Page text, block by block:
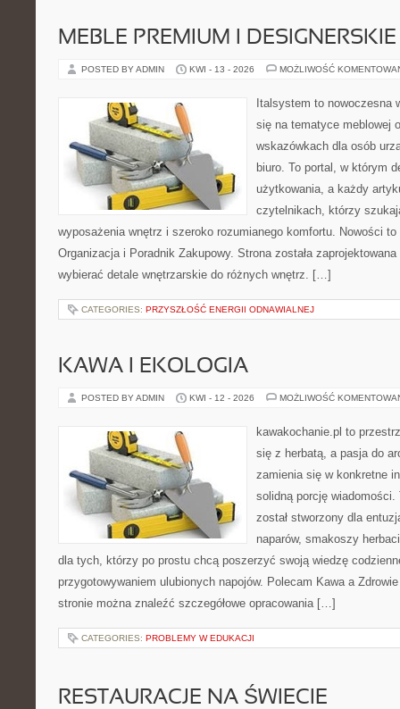
MEBLE PREMIUM I DESIGNERSKIE
POSTED BY ADMIN KWI - 13 - 2026 MOŻLIWOŚĆ
Italsystem to nowoczesna
się na tematyce meblowej
wskazówkach dla osób
biuro. To portal, w którym
użytkowania, a każdy
czytelnikach, którzy
wyposażenia wnętrz i szeroko rozumianego komfortu. Nowości
Organizacja i Poradnik Zakupowy. Strona została
wybierać detale wnętrzarskie do różnych wnętrz. […]
CATEGORIES: PRZYSZŁOŚĆ ENERGII ODNAWIALNEJ
KAWA I EKOLOGIA
POSTED BY ADMIN KWI - 12 - 2026 MOŻLIWOŚĆ
kawakochanie.pl to
się z herbatą, a pasja do
zamienia się w konkretne
solidną porcję
został stworzony dla
naparów, smakoszy
dla tych, którzy po prostu chcą poszerzyć swoją wiedzę
przygotowywaniem ulubionych napojów. Polecam Kawa a
stronie można znaleźć szczegółowe opracowania […]
CATEGORIES: PROBLEMY W EDUKACJI
RESTAURACJE NA ŚWIECIE